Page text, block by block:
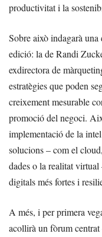
productivitat i la
Sobre això indagarà una
edició: la de Randi
exdirectora de
estratègies que poden
creixement mesurable
promoció del negoci.
implementació de la
solucions – com el
dades o la realitat
digitals més fortes i
A més, i per primera
acollirà un fòrum centrat